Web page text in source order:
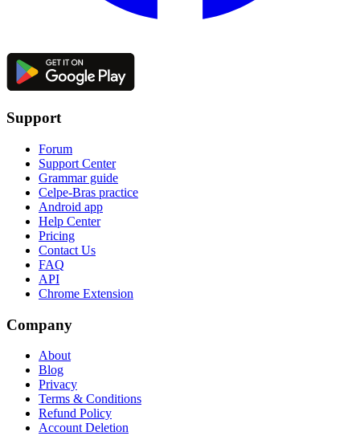
Support
Forum
Support Center
Grammar guide
Celpe-Bras practice
Android app
Help Center
Pricing
Contact Us
FAQ
API
Chrome Extension
Company
About
Blog
Privacy
Terms & Conditions
Refund Policy
Account Deletion